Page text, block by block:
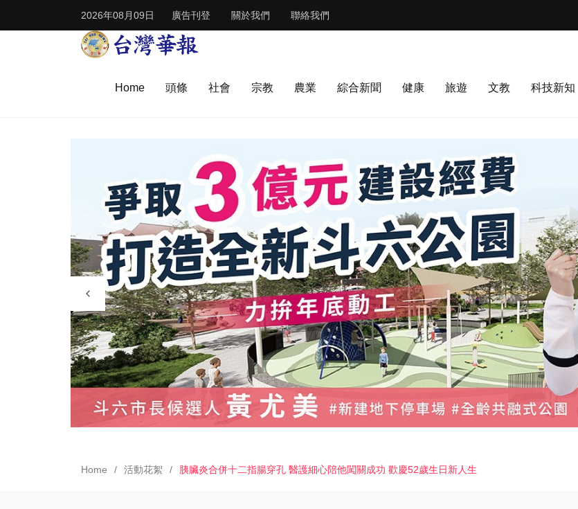
2026年08月09日 廣告刊登 關於我們 聯絡我們
Home 頭條 社會 宗教 農業 綜合新聞 健康 旅遊 文教 科技新知
Home 活動花絮 胰臟炎合併十二指腸穿孔 醫護細心陪他闖關成功 歡慶52歲生日新人生